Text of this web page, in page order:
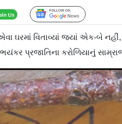
Follow Us
ઘરમાં વિતાવ્યાં જ્યાં એક-બે નહીં,
ભયંકર પ્રજાતિના કરોળિયાનું